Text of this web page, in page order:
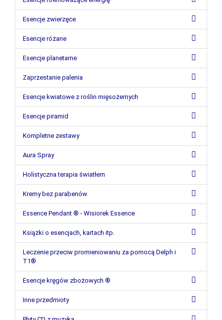
Esencje zwierzęce
Esencje różane
Esencje planetarne
Zaprzestanie palenia
Esencje kwiatowe z roślin mięsożernych
Esencje piramid
Kompletne zestawy
Aura Spray
Holistyczna terapia światłem
Kremy bez parabenów
Essence Pendant ® - Wisiorek Essence
Książki o esencjach, kartach itp.
Leczenie przeciw promieniowaniu za pomocą Delph i
T1®
Esencje kręgów zbożowych ®
Inne przedmioty